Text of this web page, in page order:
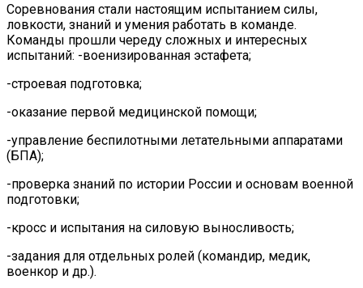
Соревнования стали настоящим испытанием силы,
ловкости, знаний и умения работать в команде.
Команды прошли череду сложных и интересных
испытаний: -военизированная эстафета;
-строевая подготовка;
-оказание первой медицинской помощи;
-управление беспилотными летательными аппаратами
(БПА);
-проверка знаний по истории России и основам военной
подготовки;
-кросс и испытания на силовую выносливость;
-задания для отдельных ролей (командир, медик,
военкор и др.).